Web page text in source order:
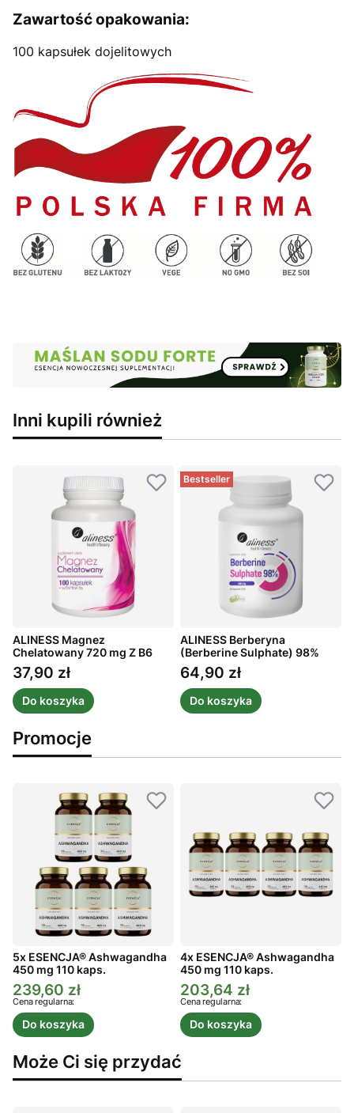
Zawartość opakowania:
100 kapsułek dojelitowych
Inni kupili również
ALINESS Magnez
Chelatowany 720 mg Z B6
100 kaps.
Cena
37,90 zł
Do koszyka
Bestseller
ALINESS Berberyna
(Berberine Sulphate) 98%
400 mg 60 kaps.
Cena
64,90 zł
Do koszyka
Promocje
5x ESENCJA® Ashwagandha
450 mg 110 kaps.
Cena promocyjna
239,60 zł
Cena regularna:
Do koszyka
4x ESENCJA® Ashwagandha
450 mg 110 kaps.
Cena promocyjna
203,64 zł
Cena regularna:
Do koszyka
Może Ci się przydać